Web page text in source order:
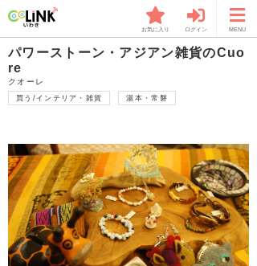
お気に入り ログイン MENU
パワーストーン・アジアン雑貨のCuo
re
クオーレ
買う/インテリア・雑貨 湯本・常磐